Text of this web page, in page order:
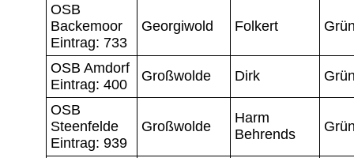
OSB
Backemoor
Eintrag: 733
Georgiwold Folkert
OSB Amdorf
Eintrag: 400
Großwolde Dirk
OSB
Steenfelde
Eintrag: 939
Großwolde
Harm
Behrends